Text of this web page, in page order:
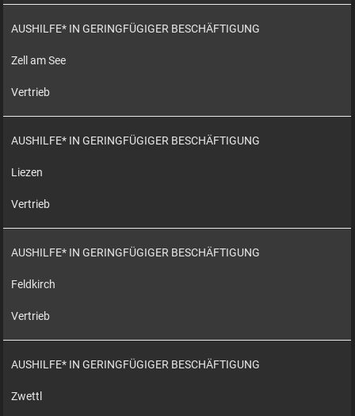
AUSHILFE* IN GERINGFÜGIGER BESCHÄFTIGUNG
Zell am See
Vertrieb
AUSHILFE* IN GERINGFÜGIGER BESCHÄFTIGUNG
Liezen
Vertrieb
AUSHILFE* IN GERINGFÜGIGER BESCHÄFTIGUNG
Feldkirch
Vertrieb
AUSHILFE* IN GERINGFÜGIGER BESCHÄFTIGUNG
Zwettl